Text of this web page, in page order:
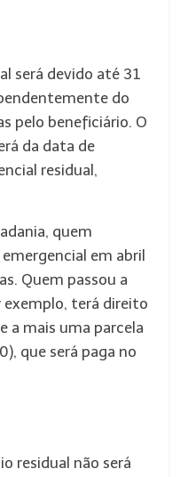
será devido até 31
do
pelo beneficiário. O
da data de
residual,
quem
em abril
Quem passou a
exemplo, terá direito
a mais uma parcela
que será paga no
residual não será